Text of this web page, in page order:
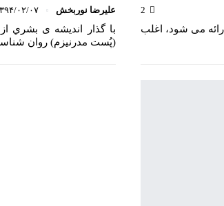
می ‏شود، اغلب
علیرضا نوربخش ۱۳۹۴/۰۲/
با گذار انديشه ی بشري
(پُست مدرنيزم) روان